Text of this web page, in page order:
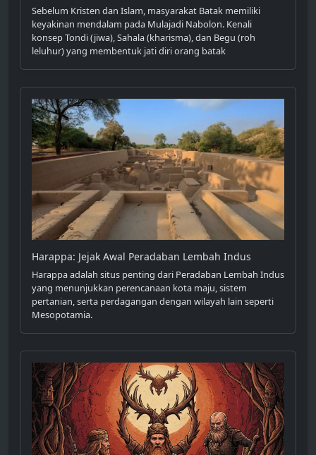
Sebelum Kristen dan Islam, masyarakat Batak memiliki
keyakinan mendalam pada Mulajadi Nabolon. Kenali
konsep Tondi (jiwa), Sahala (kharisma), dan Begu (roh
leluhur) yang membentuk jati diri orang batak
Harappa: Jejak Awal Peradaban Lembah Indus
Harappa adalah situs penting dari Peradaban Lembah Indus
yang menunjukkan perencanaan kota maju, sistem
pertanian, serta perdagangan dengan wilayah lain seperti
Mesopotamia.